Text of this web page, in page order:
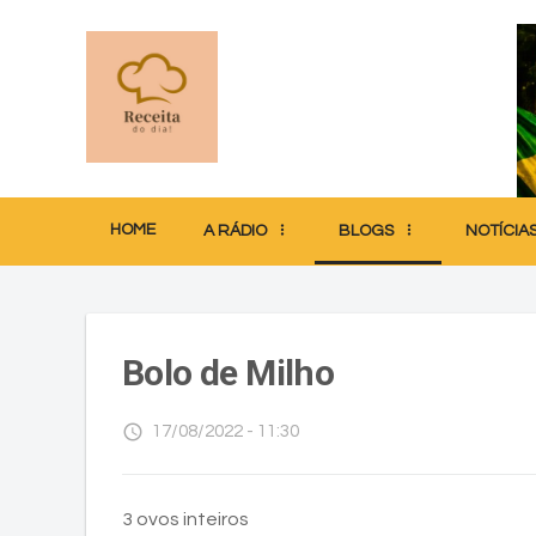
HOME A RÁDIO BLOGS
Bolo de Milho
access_time 17/08/2022 - 11:30
3 ovos inteiros